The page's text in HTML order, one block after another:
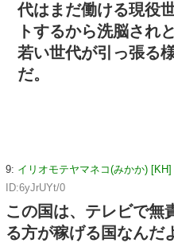
代はまだ働ける現役
トするから洗脳され
若い世代が引っ張る
だ。
9: イリオモテヤマネコ(みかか) [KH]
ID:6yJrUYt/0
この国は、テレビで無
る方が稼げる国なんだ